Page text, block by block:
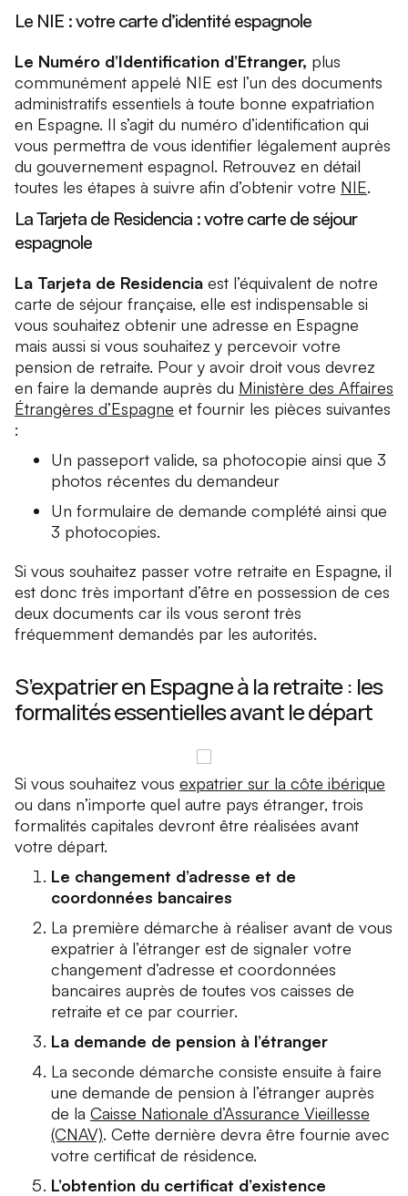
Le NIE : votre carte d’identité espagnole
Le Numéro d’Identification d’Etranger, plus
communément appelé NIE est l’un des documents
administratifs essentiels à toute bonne expatriation
en Espagne. Il s’agit du numéro d’identification qui
vous permettra de vous identifier légalement auprès
du gouvernement espagnol. Retrouvez en détail
toutes les étapes à suivre afin d’obtenir votre NIE.
La Tarjeta de Residencia : votre carte de séjour
espagnole
La Tarjeta de Residencia est l’équivalent de notre
carte de séjour française, elle est indispensable si
vous souhaitez obtenir une adresse en Espagne
mais aussi si vous souhaitez y percevoir votre
pension de retraite. Pour y avoir droit vous devrez
en faire la demande auprès du Ministère des Affaires
Étrangères d’Espagne et fournir les pièces suivantes
:
Un passeport valide, sa photocopie ainsi que 3
photos récentes du demandeur
Un formulaire de demande complété ainsi que
3 photocopies.
Si vous souhaitez passer votre retraite en Espagne, il
est donc très important d’être en possession de ces
deux documents car ils vous seront très
fréquemment demandés par les autorités.
S’expatrier en Espagne à la retraite : les
formalités essentielles avant le départ
Si vous souhaitez vous expatrier sur la côte ibérique
ou dans n’importe quel autre pays étranger, trois
formalités capitales devront être réalisées avant
votre départ.
Le changement d’adresse et de
coordonnées bancaires
La première démarche à réaliser avant de vous
expatrier à l’étranger est de signaler votre
changement d’adresse et coordonnées
bancaires auprès de toutes vos caisses de
retraite et ce par courrier.
La demande de pension à l’étranger
La seconde démarche consiste ensuite à faire
une demande de pension à l’étranger auprès
de la Caisse Nationale d’Assurance Vieillesse
(CNAV). Cette dernière devra être fournie avec
votre certificat de résidence.
L’obtention du certificat d’existence